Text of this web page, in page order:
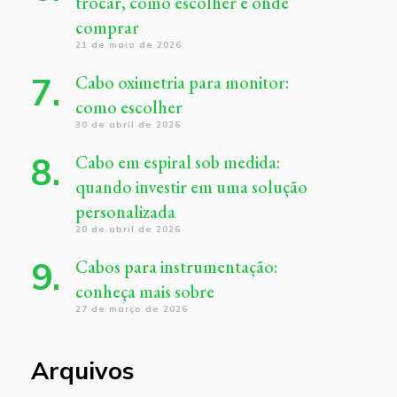
comprar
21 de maio de 2026
Cabo oximetria para monitor:
como escolher
30 de abril de 2026
Cabo em espiral sob medida:
quando investir em uma solução
personalizada
20 de abril de 2026
Cabos para instrumentação:
conheça mais sobre
27 de março de 2026
Arquivos